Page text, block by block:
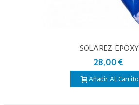
SOLAREZ EPOXY
28,00 €
Añadir Al Carrito